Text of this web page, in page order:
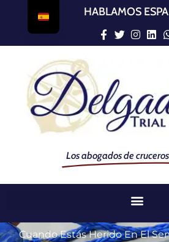
HABLAMOS
Los abogados de
Cuando Estás Herido En El